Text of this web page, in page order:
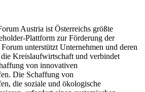
Austria ist Österreichs größte
Plattform zur Förderung der
unterstützt Unternehmen und deren
Kreislaufwirtschaft und verbindet
von innovativen
Die Schaffung von
die soziale und ökologische